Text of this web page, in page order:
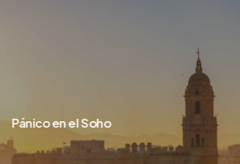
Pánico en el Soho